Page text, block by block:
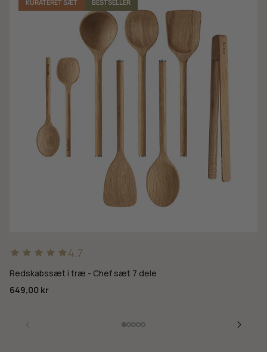
KURATERET SÆT BESTSELLER
4.7
Redskabssæt i træ - Chef sæt 7 dele
649,00 kr